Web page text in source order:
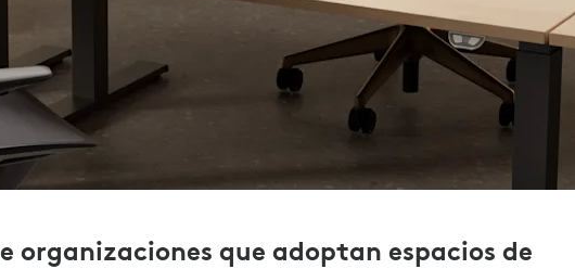
organizaciones que adoptan espacios de